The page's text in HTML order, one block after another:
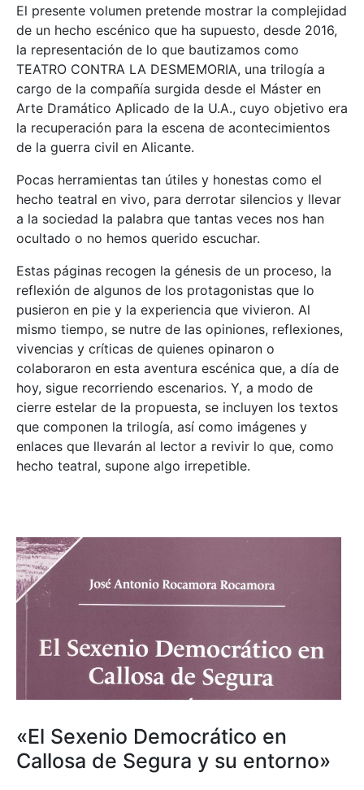
El presente volumen pretende mostrar la complejidad
de un hecho escénico que ha supuesto, desde 2016,
la representación de lo que bautizamos como
TEATRO CONTRA LA DESMEMORIA, una trilogía a
cargo de la compañía surgida desde el Máster en
Arte Dramático Aplicado de la U.A., cuyo objetivo era
la recuperación para la escena de acontecimientos
de la guerra civil en Alicante.
Pocas herramientas tan útiles y honestas como el
hecho teatral en vivo, para derrotar silencios y llevar
a la sociedad la palabra que tantas veces nos han
ocultado o no hemos querido escuchar.
Estas páginas recogen la génesis de un proceso, la
reflexión de algunos de los protagonistas que lo
pusieron en pie y la experiencia que vivieron. Al
mismo tiempo, se nutre de las opiniones, reflexiones,
vivencias y críticas de quienes opinaron o
colaboraron en esta aventura escénica que, a día de
hoy, sigue recorriendo escenarios. Y, a modo de
cierre estelar de la propuesta, se incluyen los textos
que componen la trilogía, así como imágenes y
enlaces que llevarán al lector a revivir lo que, como
hecho teatral, supone algo irrepetible.
«El Sexenio Democrático en
Callosa de Segura y su entorno»